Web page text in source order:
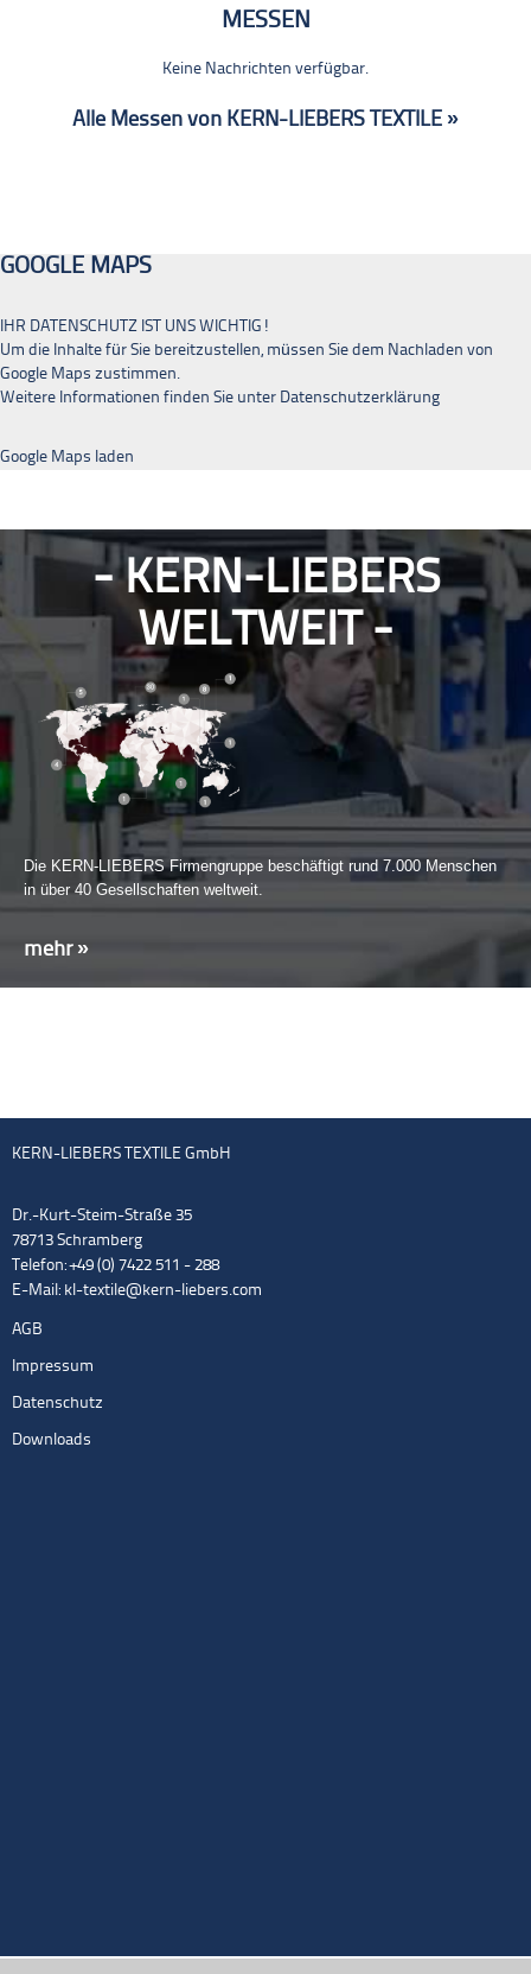
MESSEN
Keine Nachrichten verfügbar.
Alle Messen von KERN-LIEBERS TEXTILE »
GOOGLE MAPS
IHR DATENSCHUTZ IST UNS WICHTIG!
Um die Inhalte für Sie bereitzustellen, müssen Sie dem Nachladen von
Google Maps zustimmen.
Weitere Informationen finden Sie unter Datenschutzerklärung
Google Maps laden
KERN-LIEBERS
WELTWEIT
Die KERN-LIEBERS Firmengruppe beschäftigt rund 7.000 Menschen
in über 40 Gesellschaften weltweit.
mehr »
KERN-LIEBERS TEXTILE GmbH
Dr.-Kurt-Steim-Straße 35
78713 Schramberg
Telefon: +49 (0) 7422 511 - 288
E-Mail: kl-textile@kern-liebers.com
AGB
Impressum
Datenschutz
Downloads